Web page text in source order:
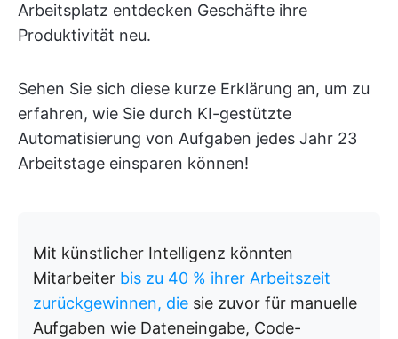
Arbeitsplatz entdecken Geschäfte ihre
Produktivität neu.
Sehen Sie sich diese kurze Erklärung an, um zu
erfahren, wie Sie durch KI-gestützte
Automatisierung von Aufgaben jedes Jahr 23
Arbeitstage einsparen können!
Mit künstlicher Intelligenz könnten
Mitarbeiter bis zu 40 % ihrer Arbeitszeit
zurückgewinnen, die sie zuvor für manuelle
Aufgaben wie Dateneingabe, Code-